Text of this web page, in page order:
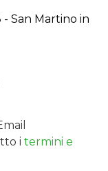
- San Martino in
i termini e